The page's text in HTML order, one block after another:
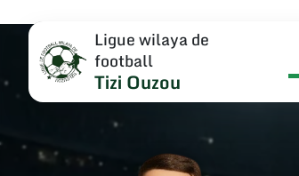
Ligue wilaya de
football
Tizi Ouzou